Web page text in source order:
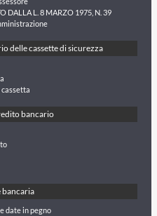
DALLA L. 8 MARZO 1975, N. 39
delle cassette di sicurezza
bancario
bancaria
date in pegno